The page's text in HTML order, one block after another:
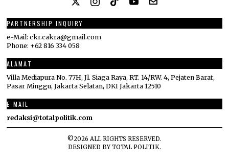
PARTNERSHIP INQUIRY
e-Mail: ckr.cakra@gmail.com
Phone: +62 816 334 058
ALAMAT
Villa Mediapura No. 77H, Jl. Siaga Raya, RT. 14/RW. 4, Pejaten Barat,
Pasar Minggu, Jakarta Selatan, DKI Jakarta 12510
E-MAIL
redaksi@totalpolitik.com
©2026 ALL RIGHTS RESERVED.
DESIGNED BYTOTAL POLITIK.